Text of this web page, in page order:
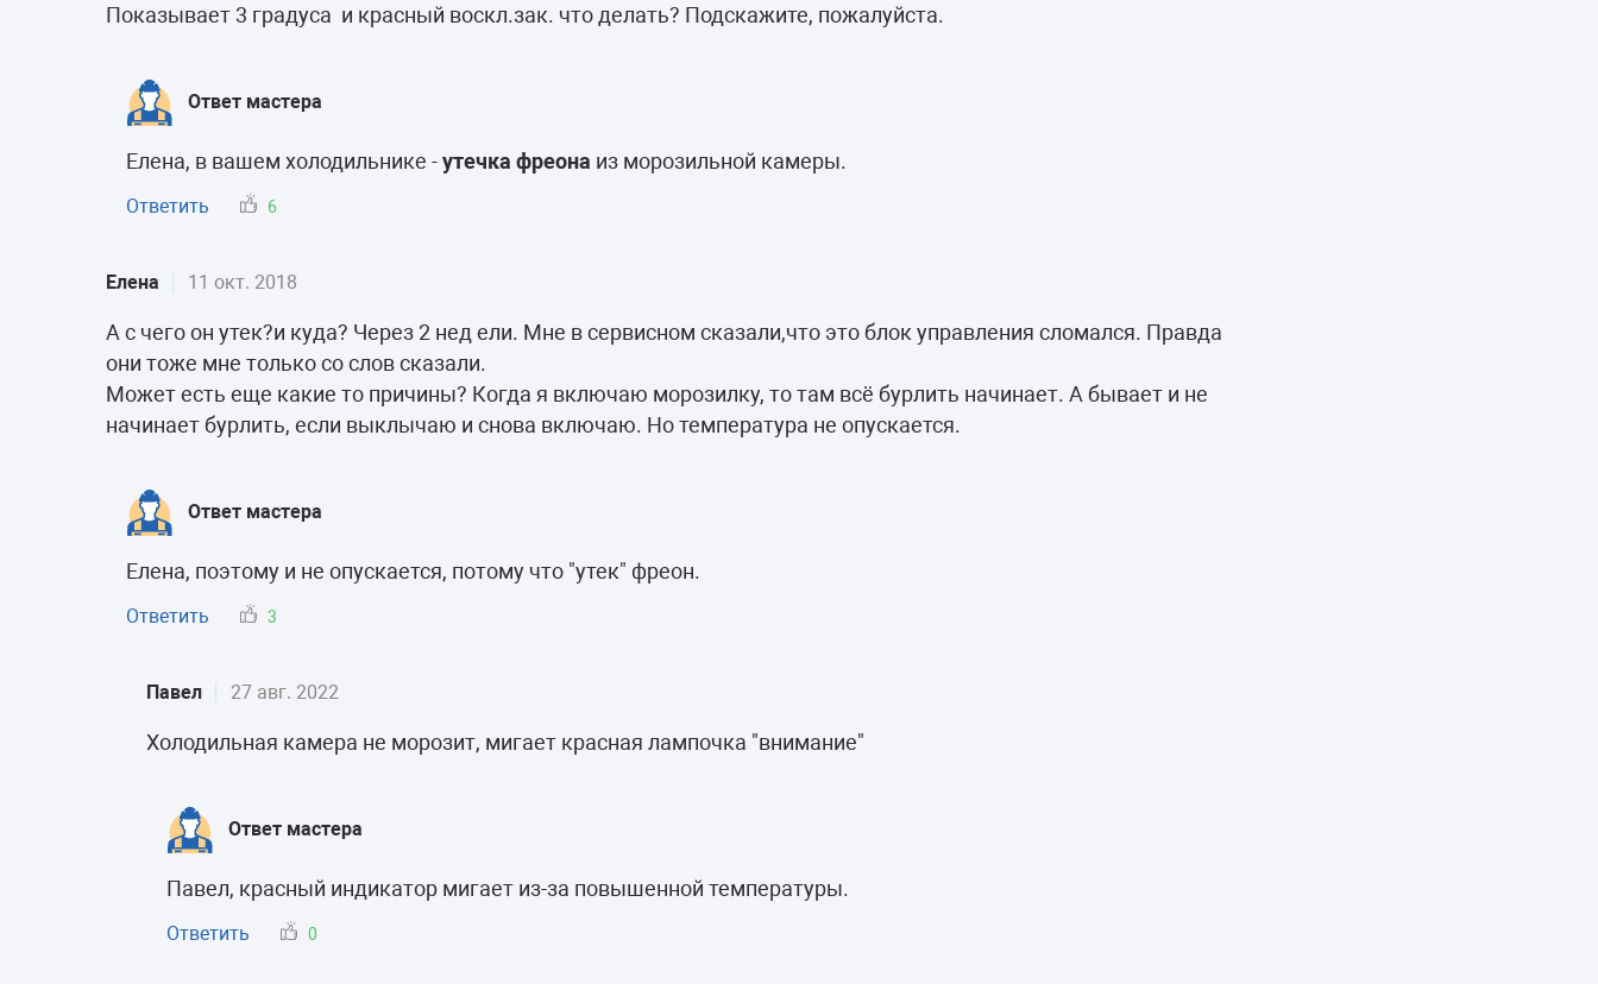
Показывает 3 градуса и красный воскл.зак. что делать? Подскажите, пожалуйста.
Ответ мастера
Елена, в вашем холодильнике -утечка фреона из морозильной камеры.
Ответить 6
Елена 11 окт. 2018
А с чего он утек?и куда? Через 2 нед ели. Мне в сервисном сказали,что это блок управления сломался. Правда
они тоже мне только со слов сказали.
Может есть еще какие то причины? Когда я включаю морозилку, то там всё бурлить начинает. А бывает и не
начинает бурлить, если выклычаю и снова включаю. Но температура не опускается.
Ответ мастера
Елена, поэтому и не опускается, потому что "утек" фреон.
Ответить 3
Павел 27 авг. 2022
Холодильная камера не морозит, мигает красная лампочка "внимание"
Ответ мастера
Павел, красный индикатор мигает из-за повышенной температуры.
Ответить 0